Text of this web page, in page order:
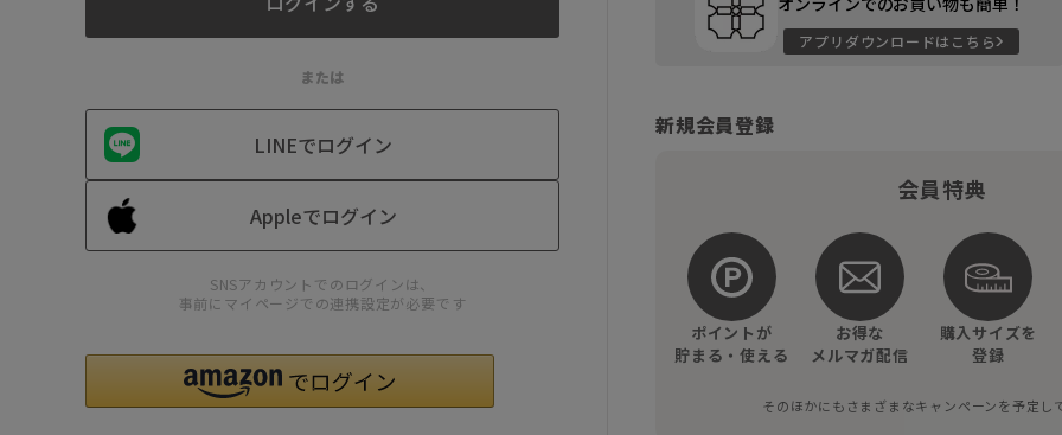
または
LINEでログイン
Appleでログイン
SNSアカウントでのログインは、
事前にマイページでの連携設定が必要です
アプリダウンロードはこちら
新規会員登録
会員特典
ポイントが
貯まる・使える
お得な
メルマガ配信
購入サイズを
登録
そのほかにもさまざまなキャンペーンを予定し